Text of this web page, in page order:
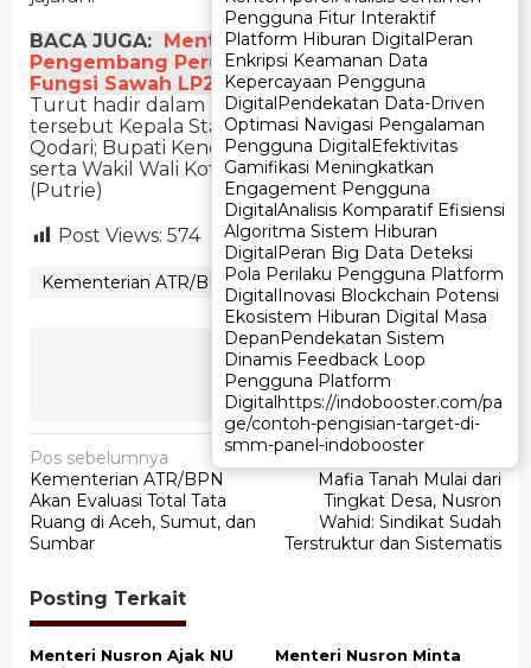
Pengguna Fitur Interaktif
Platform Hiburan DigitalPeran
Enkripsi Keamanan Data
Kepercayaan Pengguna
DigitalPendekatan Data-Driven
Optimasi Navigasi Pengalaman
Pengguna DigitalEfektivitas
Gamifikasi Meningkatkan
Engagement Pengguna
DigitalAnalisis Komparatif Efisiensi
Algoritma Sistem Hiburan
DigitalPeran Big Data Deteksi
Pola Perilaku Pengguna Platform
DigitalInovasi Blockchain Potensi
Ekosistem Hiburan Digital Masa
DepanPendekatan Sistem
Dinamis Feedback Loop
Pengguna Platform
Digitalhttps://indobooster.com/pa
ge/contoh-pengisian-target-di-
smm-panel-indobooster
Pengguna Fitur Interaktif
Platform Hiburan DigitalPeran
Enkripsi Keamanan Data
Kepercayaan Pengguna
DigitalPendekatan Data-Driven
Optimasi Navigasi Pengalaman
Pengguna DigitalEfektivitas
Gamifikasi Meningkatkan
Engagement Pengguna
DigitalAnalisis Komparatif Efisiensi
Algoritma Sistem Hiburan
DigitalPeran Big Data Deteksi
Pola Perilaku Pengguna Platform
DigitalInovasi Blockchain Potensi
Ekosistem Hiburan Digital Masa
DepanPendekatan Sistem
Dinamis Feedback Loop
Pengguna Platform
Digitalhttps://indobooster.com/pa
ge/contoh-pengisian-target-di-
smm-panel-indobooster
BACA JUGA: Menteri ATR/BPN Imbau
Pengembang Perumahan Tidak Alihkan
Fungsi Sawah LP2B
Turut hadir dalam penyerahan sertipikat
tersebut Kepala Staf Presiden, Muhammad
Qodari; Bupati Kendal, Dyah Kartika Permanasari;
serta Wakil Wali Kota Pekalongan, Balgis Diab.
(Putrie)
Post Views: 574
Kementerian ATR/BPN Kendal
Ikuti Kami
N
a
v
i
g
a
s
Pos sebelumnya
Kementerian ATR/BPN
Akan Evaluasi Total Tata
Ruang di Aceh, Sumut, dan
Sumbar
Pos berikutnya
Mafia Tanah Mulai dari
Tingkat Desa, Nusron
Wahid: Sindikat Sudah
Terstruktur dan Sistematis
Posting Terkait
Menteri Nusron Ajak NU
Menteri Nusron Minta